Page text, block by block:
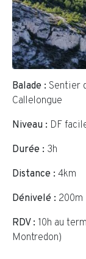
Balade : Sentier
Callelongue
Niveau : DF
Durée : 3h
Distance : 4km
Dénivelé : 200m
RDV : 10h au
Montredon)